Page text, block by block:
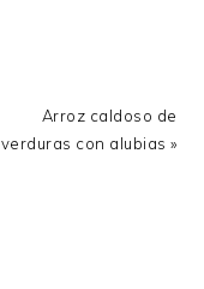
Next
Post:
Arroz caldoso de
verduras con alubias »